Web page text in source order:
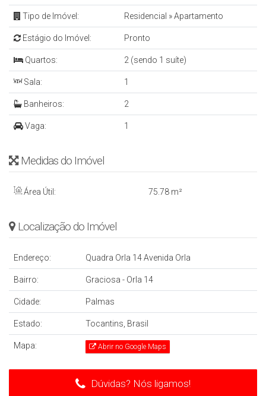
Tipo de Imóvel: Residencial »Apartamento
Estágio do Imóvel: Pronto
Quartos: 2 (sendo 1 suíte)
Sala: 1
Banheiros: 2
Vaga: 1
Medidas do Imóvel
Área Útil: 75.78 m²
Localização do Imóvel
Endereço: Quadra Orla 14 Avenida Orla
Bairro: Graciosa - Orla 14
Cidade: Palmas
Estado: Tocantins, Brasil
Mapa: Abrir no Google Maps
Dúvidas? Nós ligamos!